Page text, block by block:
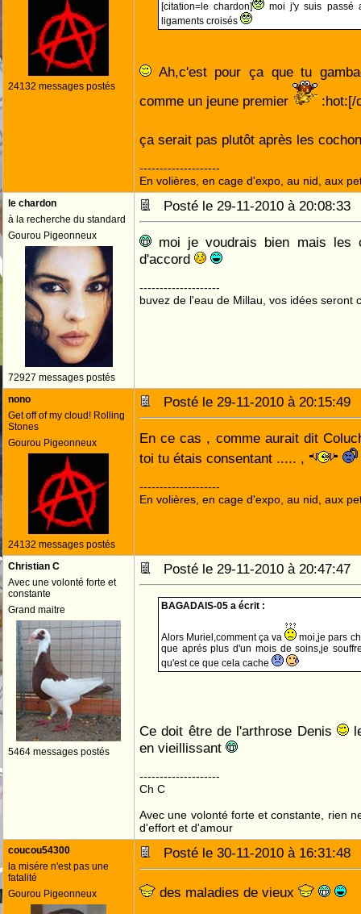
24132 messages postés
[citation=le chardon]
moi j'y suis passé
ligaments croisés
Ah,c'est pour ça que tu
comme un jeune premier
:hot:[/
ça serait pas plutôt après les
--------------------
En volières, en cage d'expo, au nid, aux
le chardon
à la recherche du standard
Gourou Pigeonneux
72927 messages postés
Posté le 29-11-2010 à
moi je voudrais bien mais les
d'accord
--------------------
buvez de l'eau de Millau, vos idées seront
nono
Get off of my cloud! Rolling
Stones
Gourou Pigeonneux
24132 messages postés
Posté le 29-11-2010 à
En ce cas , comme aurait dit
toi tu étais consentant ..... ,
--------------------
En volières, en cage d'expo, au nid, aux
Christian C
Avec une volonté forte et
constante
Grand maitre
5464 messages postés
Posté le 29-11-2010 à
BAGADAIS-05 a écrit :
Alors Muriel,comment ça va
moi,je pars
que aprés plus d'un mois de soins,je
qu'est ce que cela cache
Ce doit être de l'arthrose Denis
en vieillissant
--------------------
Ch C
Avec une volonté forte et constante, rien
d'effort et d'amour
coucou54300
la misére n'est pas une
fatalité
Gourou Pigeonneux
Posté le 30-11-2010 à
des maladies de vieux